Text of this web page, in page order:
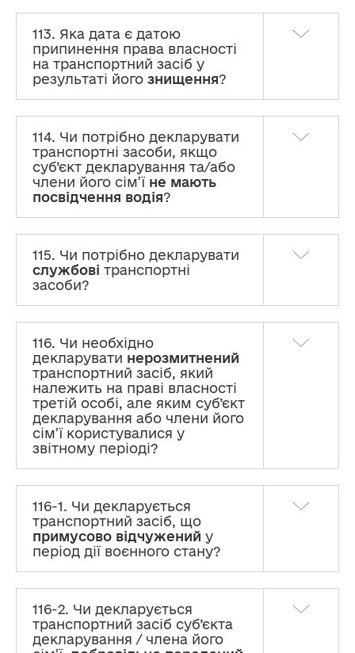
113. Яка дата є датою
припинення права власності
на транспортний засіб у
результаті його знищення?
114. Чи потрібно декларувати
транспортні засоби, якщо
суб’єкт декларування та/або
члени його сім’ї не мають
посвідчення водія?
115. Чи потрібно декларувати
службові транспортні
засоби?
116. Чи необхідно
декларувати нерозмитнений
транспортний засіб, який
належить на праві власності
третій особі, але яким суб’єкт
декларування або члени його
сім’ї користувалися у
звітному періоді?
116-1. Чи декларується
транспортний засіб, що
примусово відчужений у
період дії воєнного стану?
116-2. Чи декларується
транспортний засіб суб’єкта
декларування / члена його